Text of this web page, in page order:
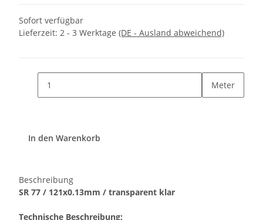
Sofort verfügbar
Lieferzeit: 2 - 3 Werktage (DE - Ausland abweichend)
Meter
In den Warenkorb
Beschreibung
SR 77 / 121x0.13mm / transparent klar
Technische Beschreibung: